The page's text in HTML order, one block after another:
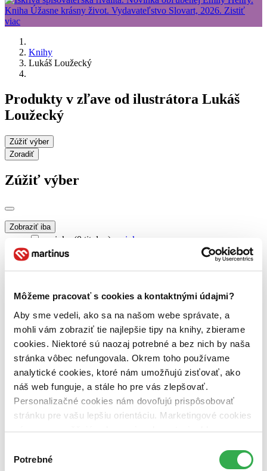
Môžeme pracovať s cookies a kontaktnými údajmi?
Aby sme vedeli, ako sa na našom webe správate, a
mohli vám zobraziť tie najlepšie tipy na knihy, zbierame
cookies. Niektoré sú naozaj potrebné a bez nich by naša
stránka vôbec nefungovala. Okrem toho používame
analytické cookies, ktoré nám umožňujú zisťovať, ako
náš web funguje, a stále ho pre vás zlepšovať.
Personalizačné cookies nám dovoľujú prispôsobovať
stránku pre vašu lepšiu orientáciu. Marketingové cookies
nám zas umožňujú zobrazenie relevantnej reklamy.
nám pomohlo, keby sme mohli používať všetky tieto
súhlasu
Potrebné
Knihy
Lukáš Loužecký
Produkty v zľave od ilustrátora Lukáš
Loužecký
Zúžiť výber
Zoradiť
Zúžiť výber
Zobraziť iba
novinky (0 titulov) novinky
zľavnené tituly (0 titulov)
Dostupnosť
predpredaj (0 titulov)predpredaj
dostupná (bez vypredaných) (0 titulov)dostupná (bez
vypredaných)
Nové / čítané
nová
čítaná (0 titulov)čítaná
čítaná - výborný stav (0 titulov)čítaná - výborný stav
čítaná - mierne opotrebovaná (0 titulov)čítaná - mierne
opotrebovaná
vypredaných kníh
Zúžiť výber